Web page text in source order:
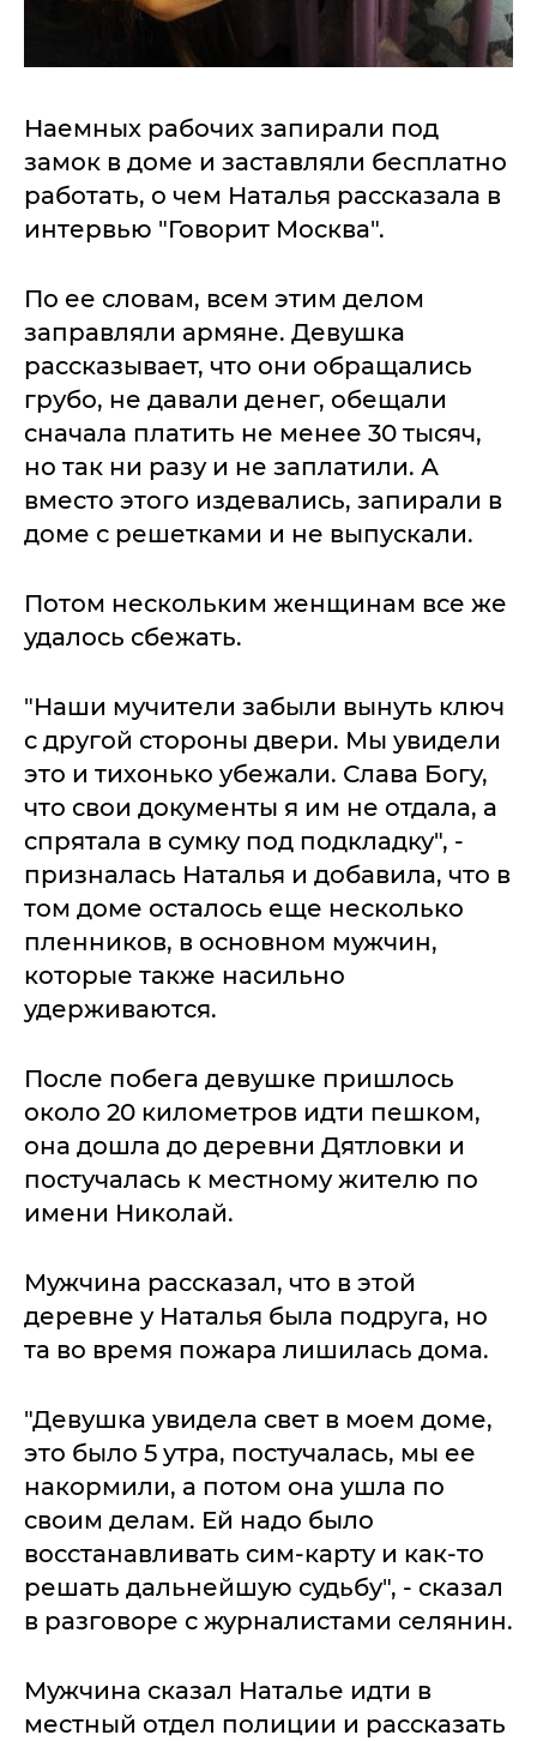
Наемных рабочих запирали под
замок в доме и заставляли бесплатно
работать, о чем Наталья рассказала в
интервью "Говорит Москва".
По ее словам, всем этим делом
заправляли армяне. Девушка
рассказывает, что они обращались
грубо, не давали денег, обещали
сначала платить не менее 30 тысяч,
но так ни разу и не заплатили. А
вместо этого издевались, запирали в
доме с решетками и не выпускали.
Потом нескольким женщинам все же
удалось сбежать.
"Наши мучители забыли вынуть ключ
с другой стороны двери. Мы увидели
это и тихонько убежали. Слава Богу,
что свои документы я им не отдала, а
спрятала в сумку под подкладку", -
призналась Наталья и добавила, что в
том доме осталось еще несколько
пленников, в основном мужчин,
которые также насильно
удерживаются.
После побега девушке пришлось
около 20 километров идти пешком,
она дошла до деревни Дятловки и
постучалась к местному жителю по
имени Николай.
Мужчина рассказал, что в этой
деревне у Наталья была подруга, но
та во время пожара лишилась дома.
"Девушка увидела свет в моем доме,
это было 5 утра, постучалась, мы ее
накормили, а потом она ушла по
своим делам. Ей надо было
восстанавливать сим-карту и как-то
решать дальнейшую судьбу", - сказал
в разговоре с журналистами селянин.
Мужчина сказал Наталье идти в
местный отдел полиции и рассказать